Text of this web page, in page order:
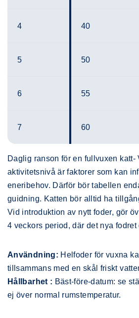
4 40
5 50
6 55
7 60
Daglig ranson för en fullvuxen katt-
aktivitetsnivå är faktorer som kan
eneribehov. Därför bör tabellen
guidning. Katten bör alltid ha
Vid introduktion av nytt foder, gör
4 veckors period, där det nya
Användning: Helfoder för vuxna
tillsammans med en skål friskt
Hållbarhet : Bäst-före-datum: se
ej över normal rumstemperatur.